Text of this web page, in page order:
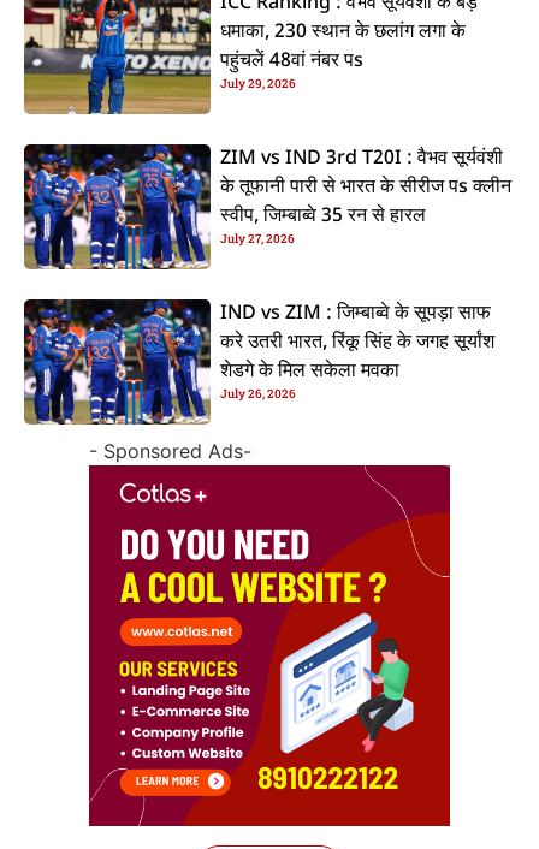
धमाका, 230 स्थान के छलांग लगा के
पहुंचलें 48वां नंबर पs
July 29, 2026
ZIM vs IND 3rd T20I : वैभव सूर्यवंशी
के तूफानी पारी से भारत के सीरीज पs क्लीन
स्वीप, जिम्बाब्वे 35 रन से हारल
July 27, 2026
IND vs ZIM : जिम्बाब्वे के सूपड़ा साफ
करे उतरी भारत, रिंकू सिंह के जगह सूर्यांश
शेडगे के मिल सकेला मवका
July 26, 2026
- Sponsored Ads-